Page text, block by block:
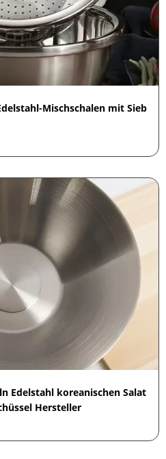
Mischschalen mit Sieb
Edelstahl koreanischen Salat
Hersteller